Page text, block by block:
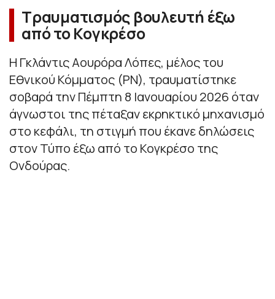
Τραυματισμός βουλευτή έξω
από το Κογκρέσο
Η Γκλάντις Αουρόρα Λόπες, μέλος του
Εθνικού Κόμματος (PN), τραυματίστηκε
σοβαρά την Πέμπτη 8 Ιανουαρίου 2026 όταν
άγνωστοι της πέταξαν εκρηκτικό μηχανισμό
στο κεφάλι, τη στιγμή που έκανε δηλώσεις
στον Τύπο έξω από το Κογκρέσο της
Ονδούρας.